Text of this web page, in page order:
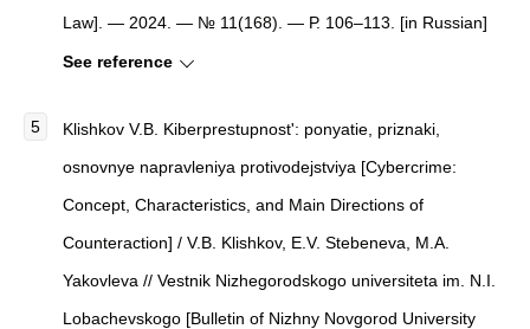
Law]. — 2024. — № 11(168). — Р. 106–113. [in Russian]
See reference
Klishkov V.B. Kiberprestupnost': ponyatie, priznaki,
osnovnye napravleniya protivodejstviya [Cybercrime:
Concept, Characteristics, and Main Directions of
Counteraction] / V.B. Klishkov, E.V. Stebeneva, M.A.
Yakovleva // Vestnik Nizhegorodskogo universiteta im. N.I.
Lobachevskogo [Bulletin of Nizhny Novgorod University